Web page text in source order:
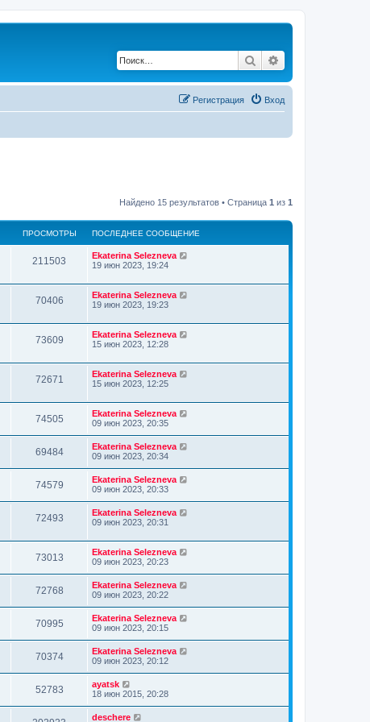
Поиск
Вход
Регистрация
Найдено 15 результатов • Страница 1 из 1
ПРОСМОТРЫ ПОСЛЕДНЕЕ СООБЩЕНИЕ
211503
Ekaterina Selezneva
19 июн 2023, 19:24
70406
Ekaterina Selezneva
19 июн 2023, 19:23
73609
Ekaterina Selezneva
15 июн 2023, 12:28
72671
Ekaterina Selezneva
15 июн 2023, 12:25
74505
Ekaterina Selezneva
09 июн 2023, 20:35
69484
Ekaterina Selezneva
09 июн 2023, 20:34
74579
Ekaterina Selezneva
09 июн 2023, 20:33
72493
Ekaterina Selezneva
09 июн 2023, 20:31
73013
Ekaterina Selezneva
09 июн 2023, 20:23
72768
Ekaterina Selezneva
09 июн 2023, 20:22
70995
Ekaterina Selezneva
09 июн 2023, 20:15
70374
Ekaterina Selezneva
09 июн 2023, 20:12
52783
ayatsk
18 июн 2015, 20:28
deschere